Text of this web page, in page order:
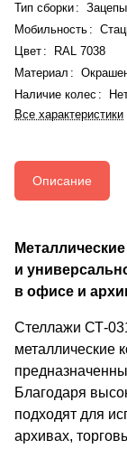
Тип сборки: Зацепы
Мобильность :
Цвет :
RAL 7038
Материал :
Наличие колес :
Все характеристики
Описание
и
в офисе и
Стеллажи СТ-
металлические
Благодаря
подходят для
архивах,